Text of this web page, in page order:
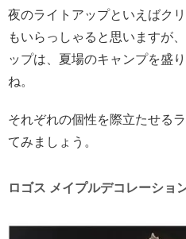
夜のライトアップといえばク
もいらっしゃると思いますが
ップは、夏場のキャンプを盛
ね。
それぞれの個性を際立たせる
てみましょう。
ロゴス メイプルデコレーショ